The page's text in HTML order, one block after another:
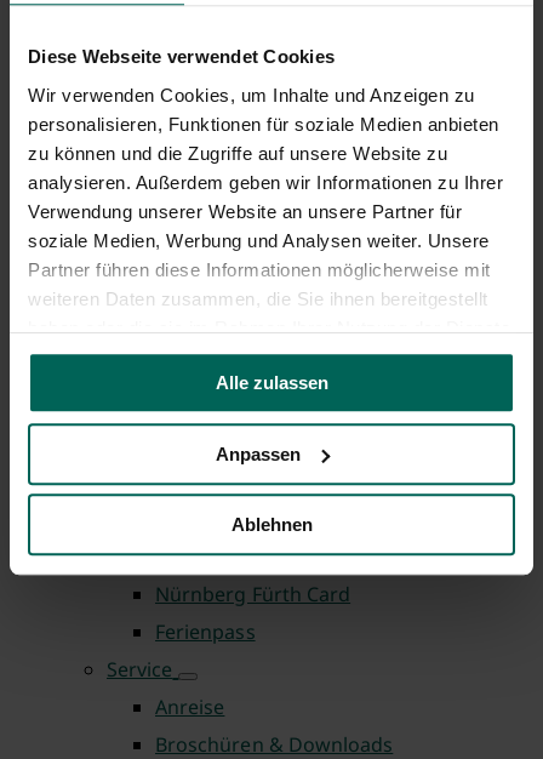
Diese Webseite verwendet Cookies
Wir verwenden Cookies, um Inhalte und Anzeigen zu
personalisieren, Funktionen für soziale Medien anbieten
zu können und die Zugriffe auf unsere Website zu
analysieren. Außerdem geben wir Informationen zu Ihrer
Verwendung unserer Website an unsere Partner für
soziale Medien, Werbung und Analysen weiter. Unsere
Partner führen diese Informationen möglicherweise mit
weiteren Daten zusammen, die Sie ihnen bereitgestellt
haben oder die sie im Rahmen Ihrer Nutzung der Dienste
gesammelt haben.
Alle zulassen
Anpassen
Ablehnen
Privatvermieter
Wohnmobil & Camping
Landkreis
Tagen & Feiern
1 bis 50 Personen
51 bis 100 Personen
101 bis 200 Personen
201 bis 300 Personen
Angebote & Erlebnisse
Tickets
Souvenirs
Gruppenreisen
Zu Gast in der eigenen Stadt
Nürnberg Fürth Card
Ferienpass
Service
Anreise
Broschüren & Downloads